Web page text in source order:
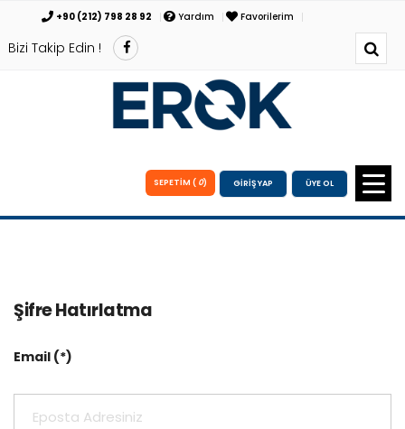
+90 (212) 798 28 92 Yardım Favorilerim
Bizi Takip Edin !
SEPETİM ( 0) GİRİŞ YAP ÜYE OL
Şifre Hatırlatma
Email (*)